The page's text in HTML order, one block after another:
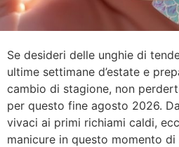
Se desideri delle unghie di
ultime settimane d’estate e
cambio di stagione, non
per questo fine agosto 2026.
vivaci ai primi richiami caldi,
manicure in questo momento